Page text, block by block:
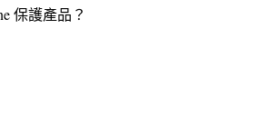
保護產品？